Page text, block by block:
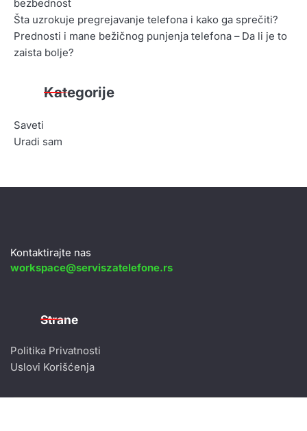
bezbednost
Šta uzrokuje pregrejavanje telefona i kako ga sprečiti?
Prednosti i mane bežičnog punjenja telefona – Da li je to
zaista bolje?
Kategorije
Saveti
Uradi sam
Kontaktirajte nas
workspace@serviszatelefone.rs
Strane
Politika Privatnosti
Uslovi Korišćenja